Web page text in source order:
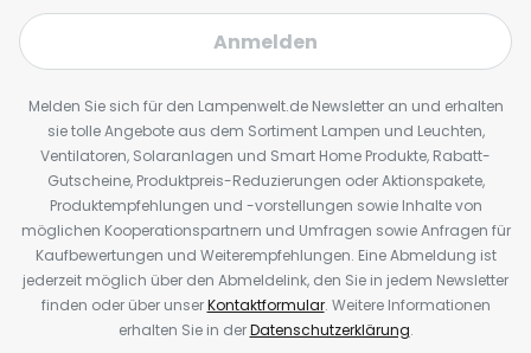
Anmelden
Melden Sie sich für den Lampenwelt.de Newsletter an und erhalten
sie tolle Angebote aus dem Sortiment Lampen und Leuchten,
Ventilatoren, Solaranlagen und Smart Home Produkte, Rabatt-
Gutscheine, Produktpreis-Reduzierungen oder Aktionspakete,
Produktempfehlungen und -vorstellungen sowie Inhalte von
möglichen Kooperationspartnern und Umfragen sowie Anfragen für
Kaufbewertungen und Weiterempfehlungen. Eine Abmeldung ist
jederzeit möglich über den Abmeldelink, den Sie in jedem Newsletter
finden oder über unserKontaktformular. Weitere Informationen
erhalten Sie in derDatenschutzerklärung.